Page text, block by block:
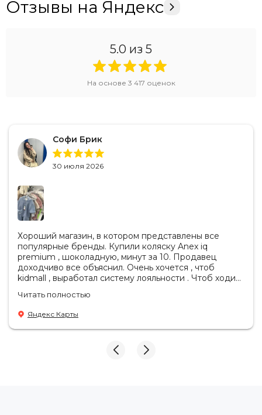
Отзывы на Яндекс
5.0 из 5
На основе 3 417 оценок
Софи Брик
30 июля 2026
Хороший магазин, в котором представлены все
популярные бренды. Купили коляску Anex iq
premium , шоколадную, минут за 10. Продавец
доходчиво все объяснил. Очень хочется , чтоб
kidmall , выработал систему лояльности . Чтоб ходить
Читать полностью
Яндекс Карты